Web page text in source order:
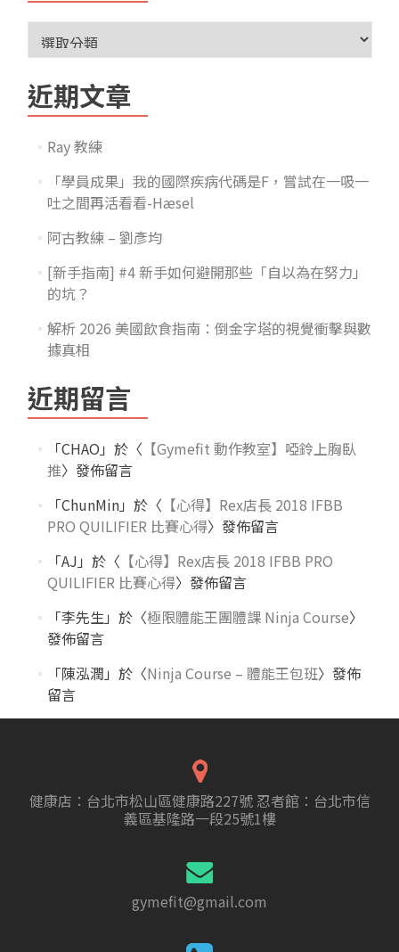
近期文章
Ray 教練
「學員成果」我的國際疾病代碼是F，嘗試在一吸一
吐之間再活看看-Hæsel
阿古教練 – 劉彥均
[新手指南] #4 新手如何避開那些「自以為在努力」
的坑？
解析 2026 美國飲食指南：倒金字塔的視覺衝擊與數
據真相
近期留言
「CHAO 」於〈 【Gymefit 動作教室】啞鈴上胸臥
推〉發佈留言
「ChunMin」於〈 【心得】Rex店長 2018 IFBB
PRO QUILIFIER 比賽心得〉發佈留言
「AJ 」於〈 【心得】Rex店長 2018 IFBB PRO
QUILIFIER 比賽心得〉發佈留言
「李先生」於〈極限體能王團體課 Ninja Course〉
發佈留言
「陳泓潤 」於〈Ninja Course – 體能王包班〉發佈
留言
健康店：台北市松山區健康路227號 忍者館：台北市信
義區基隆路一段25號1樓
gymefit@gmail.com